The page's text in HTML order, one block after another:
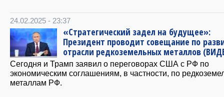
24.02.2025 - 23:37
«Стратегический задел на будущее»:
Президент проводит совещание по
отрасли редкоземельных металлов
Сегодня и Трамп заявил о переговорах США с РФ по
экономическим соглашениям, в частности, по
металлам РФ.